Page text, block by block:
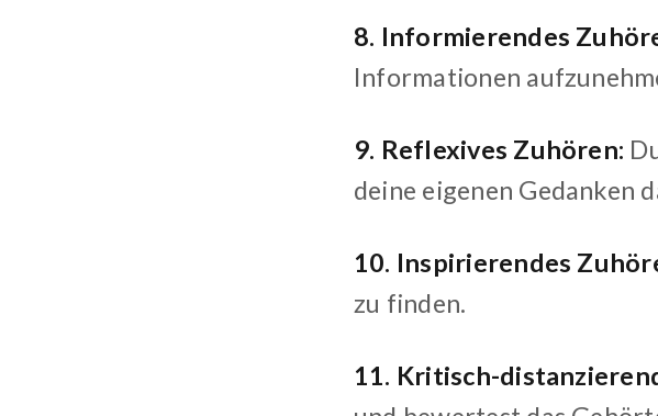
8. Informierendes
Informationen
9. Reflexives Zuhören:
deine eigenen Gedanken
10. Inspirierendes
zu finden.
11. Kritisch-